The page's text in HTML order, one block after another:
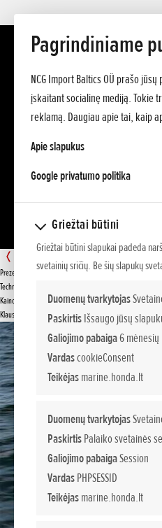
Pagrindiniame
NCG Import Baltics OÜ prašo
įskaitant socialinę mediją. Tokie
reklamą. Daugiau apie tai, kaip
Apie slapukus
Google privatumo politikaopens
Griežtai būtini
Griežtai būtini slapukai padeda
svetainių sričių. Be šių slapukų
Duomenų tvarkytojas
PaskirtisIšsaugo jūsų
Galiojimo pabaiga6 mėnesių
VardascookieConsent
Teikėjasmarine.honda.lt
Duomenų tvarkytojas
PaskirtisPalaiko svetainės
Galiojimo pabaigaSession
VardasPHPSESSID
Teikėjasmarine.honda.lt
Prezentacija
Techniniai duomenys
Kainos
Klauskite papildomos informacijos